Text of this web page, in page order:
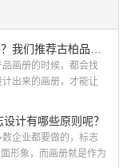
画册的时候，都会找
出来的画册，才能让
哪家公司。 广州画
选择古柏品牌设
司成立于2004年，是
的团队。一直以来，
计有哪些原则呢？
企业都要做的，标志
形象，而画册就是作为